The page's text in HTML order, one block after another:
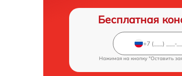
Бесплатная
Нажимая на кнопку "Оставить